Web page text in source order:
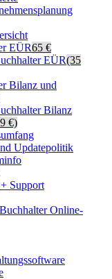
EÜR65 €
EÜR(35
Bilanz und
Bilanz
€)
Updatepolitik
Support
Online-